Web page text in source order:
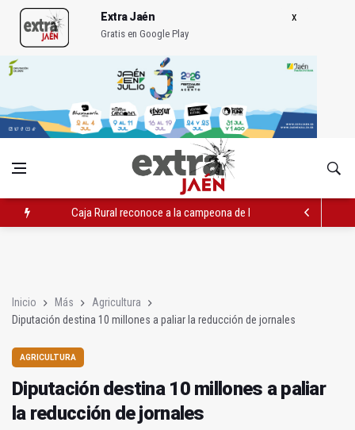
Extra Jaén
Gratis en Google Play
Caja Rural reconoce a la campeona de España de Natación,
Inicio Más
Agricultura
Diputación destina 10 millones a paliar la reducción de jornales
AGRICULTURA
Diputación destina 10 millones a paliar
la reducción de jornales